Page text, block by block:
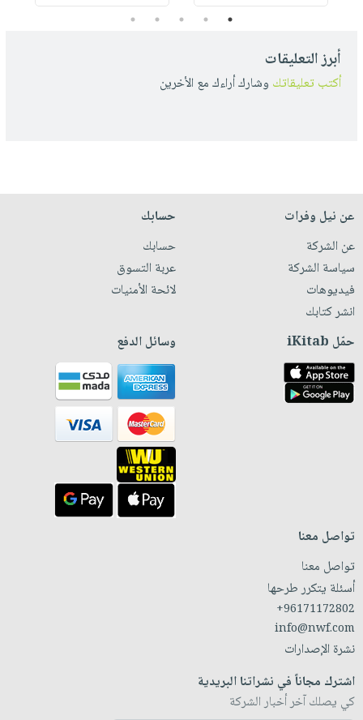
1
2
3
4
5
أبرز التعليقات
أكتب تعليقاتك وشارك أراءك مع الأخرين
عن نيل وفرات
عن الشركة
سياسة الشركة
فيديوهات
انشر كتابك
حسابك
حسابك
عربة التسوق
لائحة الأمنيات
حمّل iKitab وسائل الدفع
تواصل معنا
تواصل معنا
أسئلة يتكرر طرحها
+96171172802
info@nwf.com
نشرة الإصدارات
اشترك مجاناً في نشراتنا البريدية
كي يصلك آخر أخبار الشركة